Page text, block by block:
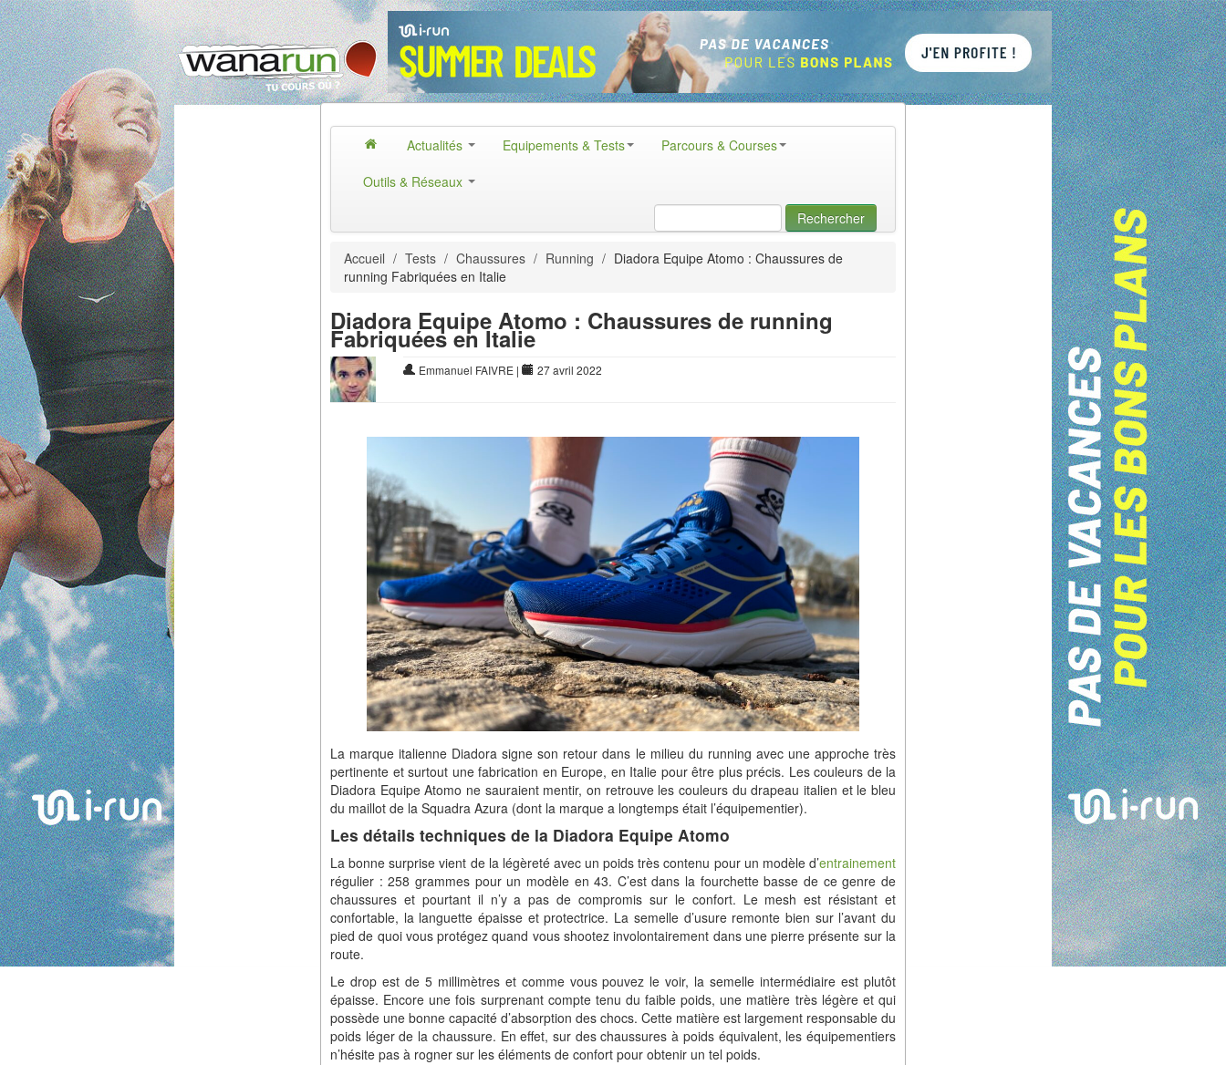
Actualités Equipements & Tests
Parcours & Courses
Outils & Réseaux
Rechercher
Accueil / Tests / Chaussures / Running / Diadora Equipe Atomo : Chaussures de
running Fabriquées en Italie
Diadora Equipe Atomo : Chaussures de running
Fabriquées en Italie
Emmanuel FAIVRE | 27 avril 2022
La marque italienne Diadora signe son retour dans le milieu du running avec une approche très
pertinente et surtout une fabrication en Europe, en Italie pour être plus précis. Les couleurs de la
Diadora Equipe Atomo ne sauraient mentir, on retrouve les couleurs du drapeau italien et le bleu
du maillot de la Squadra Azura (dont la marque a longtemps était l’équipementier).
Les détails techniques de la Diadora Equipe Atomo
La bonne surprise vient de la légèreté avec un poids très contenu pour un modèle d’entrainement
régulier : 258 grammes pour un modèle en 43. C’est dans la fourchette basse de ce genre de
chaussures et pourtant il n’y a pas de compromis sur le confort. Le mesh est résistant et
confortable, la languette épaisse et protectrice. La semelle d’usure remonte bien sur l’avant du
pied de quoi vous protégez quand vous shootez involontairement dans une pierre présente sur la
route.
Le drop est de 5 millimètres et comme vous pouvez le voir, la semelle intermédiaire est plutôt
épaisse. Encore une fois surprenant compte tenu du faible poids, une matière très légère et qui
possède une bonne capacité d’absorption des chocs. Cette matière est largement responsable du
poids léger de la chaussure. En effet, sur des chaussures à poids équivalent, les équipementiers
n’hésite pas à rogner sur les éléments de confort pour obtenir un tel poids.